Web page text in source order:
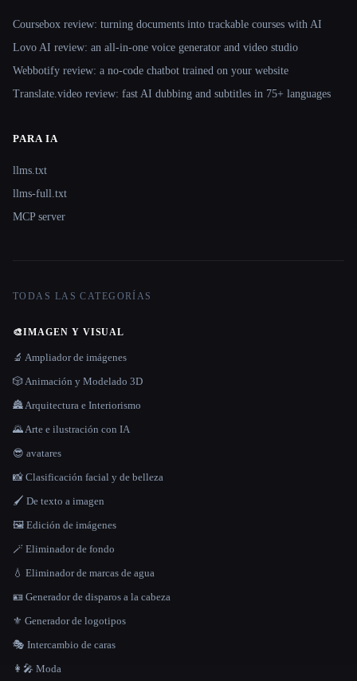
Coursebox review: turning documents into trackable courses with AI
Lovo AI review: an all-in-one voice generator and video studio
Webbotify review: a no-code chatbot trained on your website
Translate.video review: fast AI dubbing and subtitles in 75+ languages
PARA IA
llms.txt
llms-full.txt
MCP server
TODAS LAS CATEGORÍAS
🎨IMAGEN Y VISUAL
🔬 Ampliador de imágenes
🎲 Animación y Modelado 3D
🏯 Arquitectura e Interiorismo
🌄 Arte e ilustración con IA
😎 avatares
📸 Clasificación facial y de belleza
🖌️ De texto a imagen
🖼️ Edición de imágenes
🪄 Eliminador de fondo
💧 Eliminador de marcas de agua
🪪 Generador de disparos a la cabeza
⚜️ Generador de logotipos
🎭 Intercambio de caras
👩‍🎤 Moda